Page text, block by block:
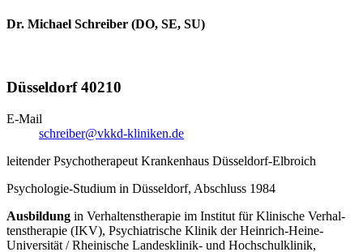
Dr. Michael Schreiber (DO, SE, SU)
Düsseldorf 40210
E-Mail
schreiber@vkkd-kliniken.de
leitender Psychotherapeut Krankenhaus Düsseldorf-Elbroich
Psychologie-Studium in Düsseldorf, Abschluss 1984
Ausbildung in Verhaltenstherapie im Institut für Klinische Verhal­
tenstherapie (IKV), Psychiatrische Klinik der Hein­rich-Heine-
Univer­sität / Rheinische Landes­klinik- und Hochschulkli­nik,